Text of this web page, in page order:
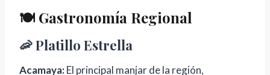
🍽️ Gastronomía Regional
🦐 Platillo Estrella
Acamaya:El principal manjar de la región,